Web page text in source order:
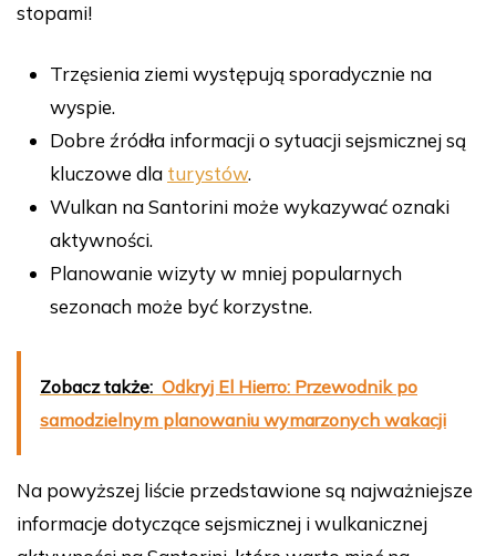
stopami!
Trzęsienia ziemi występują sporadycznie na
wyspie.
Dobre źródła informacji o sytuacji sejsmicznej są
kluczowe dla turystów.
Wulkan na Santorini może wykazywać oznaki
aktywności.
Planowanie wizyty w mniej popularnych
sezonach może być korzystne.
Zobacz także: Odkryj El Hierro: Przewodnik po
samodzielnym planowaniu wymarzonych wakacji
Na powyższej liście przedstawione są najważniejsze
informacje dotyczące sejsmicznej i wulkanicznej